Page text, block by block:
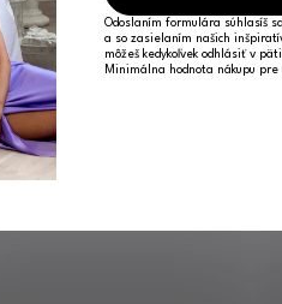
Odoslaním formulára súhlasíš sa
a so zasielaním našich
môžeš kedykoľvek odhlásiť v
Minimálna hodnota nákupu